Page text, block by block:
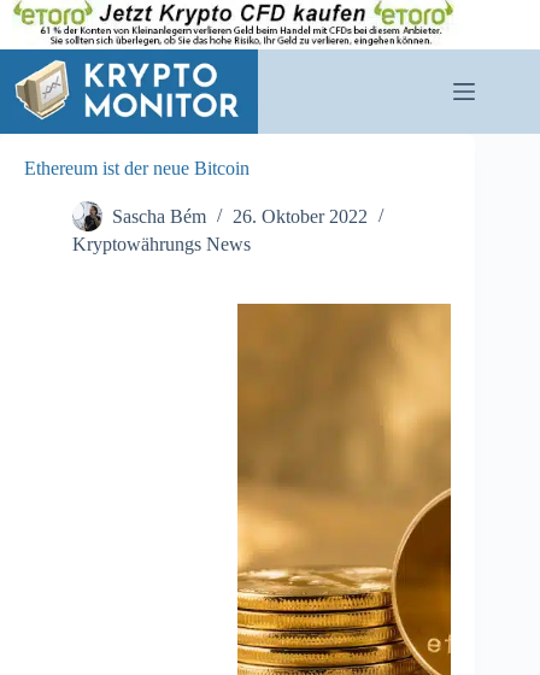
Zum
Inhalt
springen
Ethereum ist der neue Bitcoin
Sascha Bém
26. Oktober 2022
Kryptowährungs News